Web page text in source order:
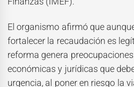
El organismo afirmó que
fortalecer la recaudación es
reforma genera
económicas y jurídicas que
urgencia, al poner en riesgo la